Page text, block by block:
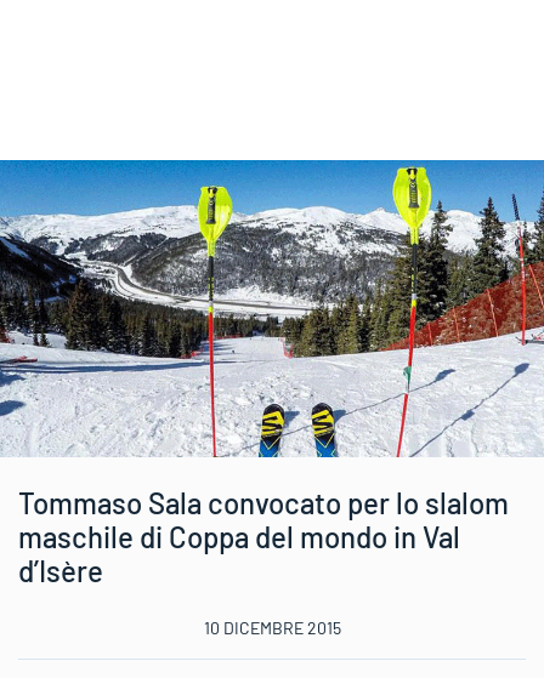
Tommaso Sala convocato per lo slalom
maschile di Coppa del mondo in Val
d’Isère
10 DICEMBRE 2015